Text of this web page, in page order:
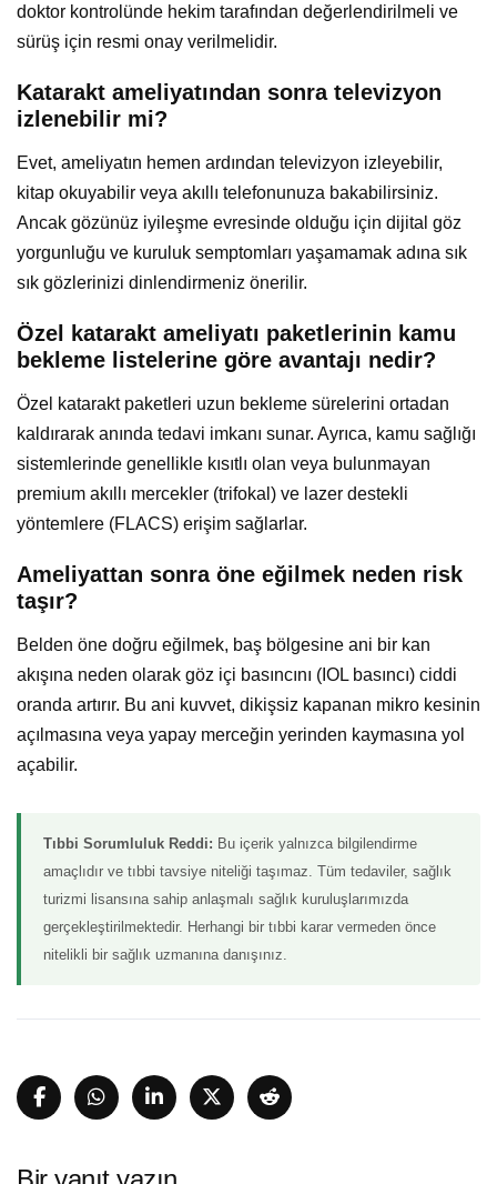
doktor kontrolünde hekim tarafından değerlendirilmeli ve
sürüş için resmi onay verilmelidir.
Katarakt ameliyatından sonra televizyon
izlenebilir mi?
Evet, ameliyatın hemen ardından televizyon izleyebilir,
kitap okuyabilir veya akıllı telefonunuza bakabilirsiniz.
Ancak gözünüz iyileşme evresinde olduğu için dijital göz
yorgunluğu ve kuruluk semptomları yaşamamak adına sık
sık gözlerinizi dinlendirmeniz önerilir.
Özel katarakt ameliyatı paketlerinin kamu
bekleme listelerine göre avantajı nedir?
Özel katarakt paketleri uzun bekleme sürelerini ortadan
kaldırarak anında tedavi imkanı sunar. Ayrıca, kamu sağlığı
sistemlerinde genellikle kısıtlı olan veya bulunmayan
premium akıllı mercekler (trifokal) ve lazer destekli
yöntemlere (FLACS) erişim sağlarlar.
Ameliyattan sonra öne eğilmek neden risk
taşır?
Belden öne doğru eğilmek, baş bölgesine ani bir kan
akışına neden olarak göz içi basıncını (IOL basıncı) ciddi
oranda artırır. Bu ani kuvvet, dikişsiz kapanan mikro kesinin
açılmasına veya yapay merceğin yerinden kaymasına yol
açabilir.
Tıbbi Sorumluluk Reddi: Bu içerik yalnızca bilgilendirme
amaçlıdır ve tıbbi tavsiye niteliği taşımaz. Tüm tedaviler, sağlık
turizmi lisansına sahip anlaşmalı sağlık kuruluşlarımızda
gerçekleştirilmektedir. Herhangi bir tıbbi karar vermeden önce
nitelikli bir sağlık uzmanına danışınız.